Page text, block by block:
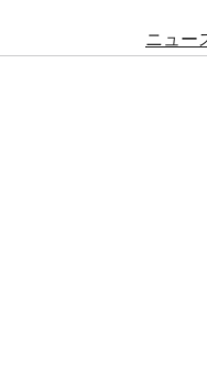
ニュー